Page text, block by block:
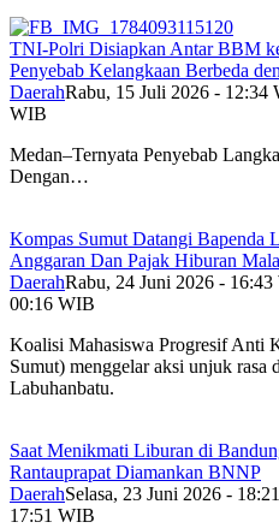
TNI-Polri Disiapkan Antar BBM
Penyebab Kelangkaan Berbeda
DaerahRabu, 15 Juli 2026 - 12:34
WIB
Medan–Ternyata Penyebab
Dengan…
Kompas Sumut Datangi Bapenda
Anggaran Dan Pajak Hiburan
DaerahRabu, 24 Juni 2026 -
00:16 WIB
Koalisi Mahasiswa Progresif Anti
Sumut) menggelar aksi unjuk rasa
Labuhanbatu.
Saat Menikmati Liburan di
Rantauprapat Diamankan BNNP
DaerahSelasa, 23 Juni 2026 -
17:51 WIB